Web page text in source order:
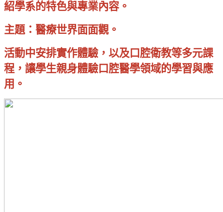
紹學系的特色與專業內容。
主題： 醫療世界面面觀。
活動中安排實作體驗，以及口腔衛教等多元課
程，讓學生親身體驗口腔醫學領域的學習與應
用。